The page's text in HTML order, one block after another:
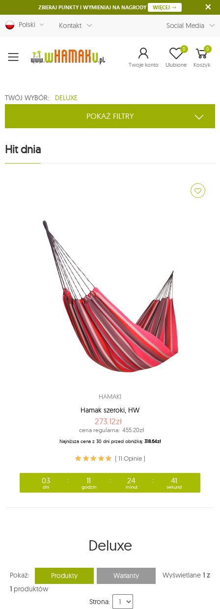
ZBIERAJ PUNKTY I WYMIENIAJ NA NAGRODY WIĘCEJ
Polski Kontakt Social Media
Menu Twoje konto Ulubione
0 0
Koszyk
TWÓJ WYBÓR: DELUXE
POKAŻ FILTRY
Hit dnia
HAMAKI
Hamak szeroki, HW
273.12zł
cena regularna: 455.20zł
Najniższa cena z 30 dni przed obniżką: 318.64zł
( 11 Opinie )
03
dni
11
godzin
24
minut
41
sekund
Deluxe
Pokaż: Produkty Warianty Wyświetlane 1 z
1 produktów
Strona: